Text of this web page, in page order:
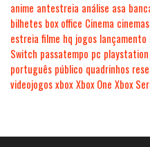
anime antestreia análise asa
bilhetes box office Cinema cinemas
estreia filme hq jogos lançamento
Switch passatempo pc playstation
português público quadrinhos
videojogosxboxXbox One Xbox